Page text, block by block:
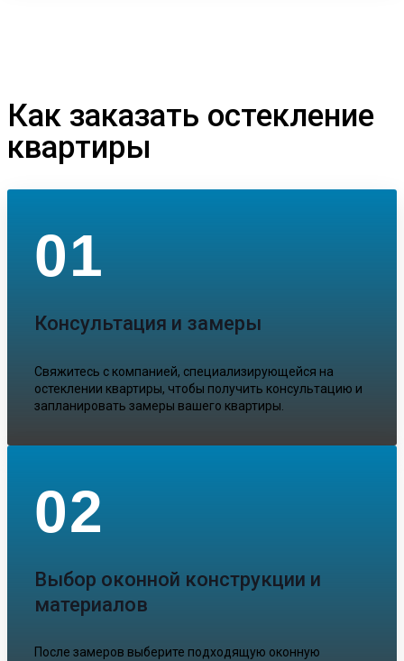
Как заказать остекление
квартиры
01
Консультация и замеры
Свяжитесь с компанией, специализирующейся на
остеклении квартиры, чтобы получить консультацию и
запланировать замеры вашего квартиры.
02
Выбор оконной конструкции и
материалов
После замеров выберите подходящую оконную